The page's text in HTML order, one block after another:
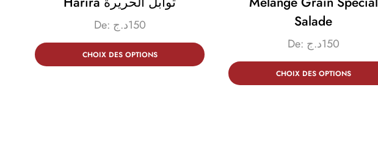
De: 150د.ج
CHOIX DES OPTIONS
Salade
De: 150د.ج
CHOIX DES OPTIONS